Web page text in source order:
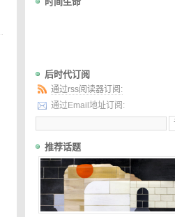
后时代订阅
通过rss阅读器订阅:
通过Email地址订阅:
推荐话题